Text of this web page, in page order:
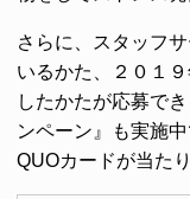
さらに、スタッフ
いるかた、２０１
したかたが応募で
ンペーン』も実施
QUOカードが当た